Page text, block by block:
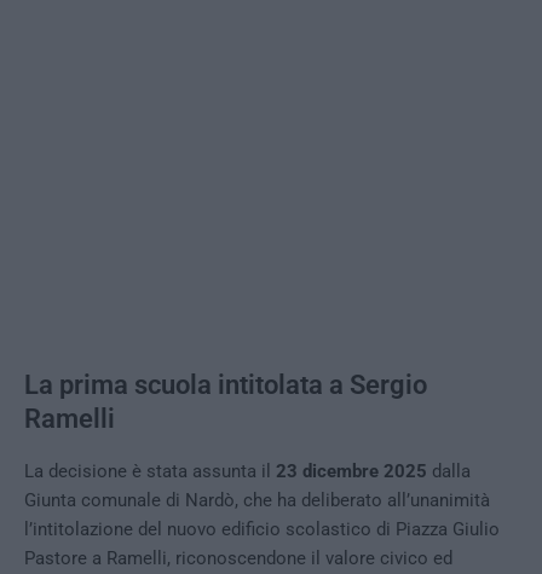
La prima scuola intitolata a Sergio
Ramelli
La decisione è stata assunta il 23 dicembre 2025 dalla
Giunta comunale di Nardò, che ha deliberato all’unanimità
l’intitolazione del nuovo edificio scolastico di Piazza Giulio
Pastore a Ramelli, riconoscendone il valore civico ed